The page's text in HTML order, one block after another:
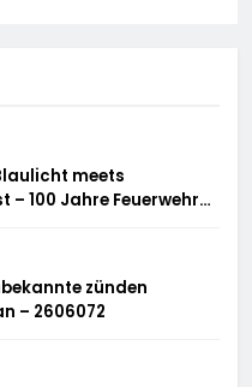
meets
– 100 Jahre Feuerwehr
zünden
– 2606072